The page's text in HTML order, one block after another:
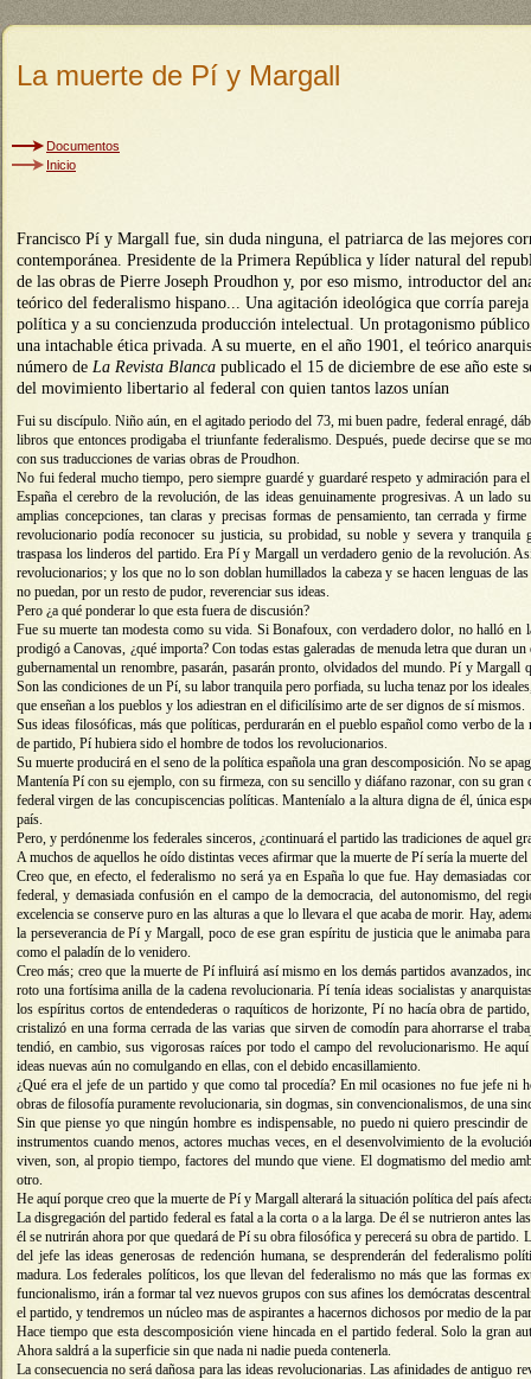
La muerte de Pí y Margall
Documentos
Inicio
Francisco Pí y Margall fue, sin duda ninguna, el patriarca de las mejores
contemporánea. Presidente de la Primera República y líder natural del
de las obras de Pierre Joseph Proudhon y, por eso mismo, introductor del
teórico del federalismo hispano... Una agitación ideológica que corría
política y a su concienzuda producción intelectual. Un protagonismo
una intachable ética privada. A su muerte, en el año 1901, el teórico
número de La Revista Blanca publicado el 15 de diciembre de ese año este
del movimiento libertario al federal con quien tantos lazos unían
Fui su discípulo. Niño aún, en el agitado periodo del 73, mi buen padre, federal enragé,
libros que entonces prodigaba el triunfante federalismo. Después, puede decirse que se
con sus traducciones de varias obras de Proudhon.
No fui federal mucho tiempo, pero siempre guardé y guardaré respeto y admiración para
España el cerebro de la revolución, de las ideas genuinamente progresivas. A un lado
amplias concepciones, tan claras y precisas formas de pensamiento, tan cerrada y
revolucionario podía reconocer su justicia, su probidad, su noble y severa y tranquila
traspasa los linderos del partido. Era Pí y Margall un verdadero genio de la revolución.
revolucionarios; y los que no lo son doblan humillados la cabeza y se hacen lenguas de
no puedan, por un resto de pudor, reverenciar sus ideas.
Pero ¿a qué ponderar lo que esta fuera de discusión?
Fue su muerte tan modesta como su vida. Si Bonafoux, con verdadero dolor, no halló en
prodigó a Canovas, ¿qué importa? Con todas estas galeradas de menuda letra que duran
gubernamental un renombre, pasarán, pasarán pronto, olvidados del mundo. Pí y Margall
Son las condiciones de un Pí, su labor tranquila pero porfiada, su lucha tenaz por los
que enseñan a los pueblos y los adiestran en el dificilísimo arte de ser dignos de sí mismos.
Sus ideas filosóficas, más que políticas, perdurarán en el pueblo español como verbo de
de partido, Pí hubiera sido el hombre de todos los revolucionarios.
Su muerte producirá en el seno de la política española una gran descomposición. No se
Mantenía Pí con su ejemplo, con su firmeza, con su sencillo y diáfano razonar, con su gran
federal virgen de las concupiscencias políticas. Manteníalo a la altura digna de él, única
país.
Pero, y perdónenme los federales sinceros, ¿continuará el partido las tradiciones de aquel
A muchos de aquellos he oído distintas veces afirmar que la muerte de Pí sería la muerte
Creo que, en efecto, el federalismo no será ya en España lo que fue. Hay demasiadas
federal, y demasiada confusión en el campo de la democracia, del autonomismo, del
excelencia se conserve puro en las alturas a que lo llevara el que acaba de morir. Hay,
la perseverancia de Pí y Margall, poco de ese gran espíritu de justicia que le animaba
como el paladín de lo venidero.
Creo más; creo que la muerte de Pí influirá así mismo en los demás partidos avanzados,
roto una fortísima anilla de la cadena revolucionaria. Pí tenía ideas socialistas y
los espíritus cortos de entendederas o raquíticos de horizonte, Pí no hacía obra de
cristalizó en una forma cerrada de las varias que sirven de comodín para ahorrarse el
tendió, en cambio, sus vigorosas raíces por todo el campo del revolucionarismo. He
ideas nuevas aún no comulgando en ellas, con el debido encasillamiento.
¿Qué era el jefe de un partido y que como tal procedía? En mil ocasiones no fue jefe ni
obras de filosofía puramente revolucionaria, sin dogmas, sin convencionalismos, de una
Sin que piense yo que ningún hombre es indispensable, no puedo ni quiero prescindir
instrumentos cuando menos, actores muchas veces, en el desenvolvimiento de la
viven, son, al propio tiempo, factores del mundo que viene. El dogmatismo del medio
otro.
He aquí porque creo que la muerte de Pí y Margall alterará la situación política del país
La disgregación del partido federal es fatal a la corta o a la larga. De él se nutrieron antes
él se nutrirán ahora por que quedará de Pí su obra filosófica y perecerá su obra de partido.
del jefe las ideas generosas de redención humana, se desprenderán del federalismo
madura. Los federales políticos, los que llevan del federalismo no más que las formas
funcionalismo, irán a formar tal vez nuevos grupos con sus afines los demócratas
el partido, y tendremos un núcleo mas de aspirantes a hacernos dichosos por medio de la
Hace tiempo que esta descomposición viene hincada en el partido federal. Solo la gran
Ahora saldrá a la superficie sin que nada ni nadie pueda contenerla.
La consecuencia no será dañosa para las ideas revolucionarias. Las afinidades de antiguo